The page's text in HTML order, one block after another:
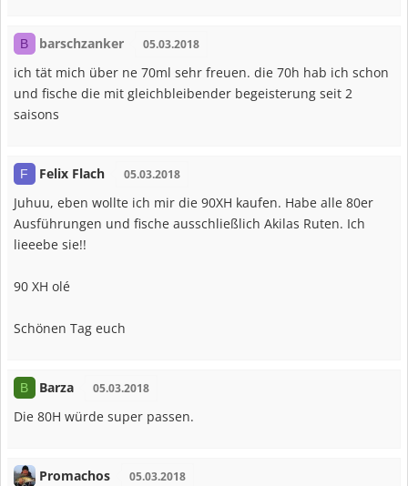
B barschzanker 05.03.2018
ich tät mich über ne 70ml sehr freuen. die 70h hab ich schon
und fische die mit gleichbleibender begeisterung seit 2
saisons
F Felix Flach 05.03.2018
Juhuu, eben wollte ich mir die 90XH kaufen. Habe alle 80er
Ausführungen und fische ausschließlich Akilas Ruten. Ich
lieeebe sie!!
90 XH olé
Schönen Tag euch
B Barza 05.03.2018
Die 80H würde super passen.
Promachos 05.03.2018